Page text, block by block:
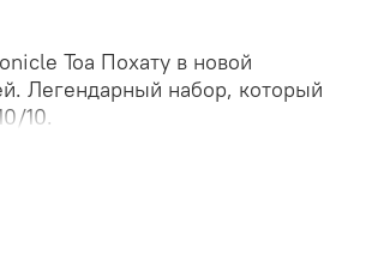
Toa Похату в новой
Легендарный набор, который
10.